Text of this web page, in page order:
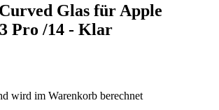
Glas für Apple
Pro /14 - Klar
wird im Warenkorb berechnet